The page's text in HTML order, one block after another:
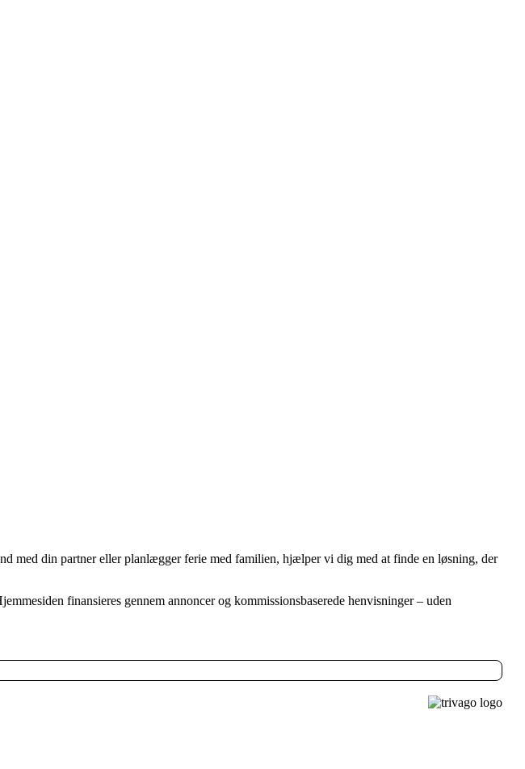
med din partner eller planlægger ferie med familien, hjælper vi dig med at finde en løsning, der
finansieres gennem annoncer og kommissionsbaserede henvisninger – uden